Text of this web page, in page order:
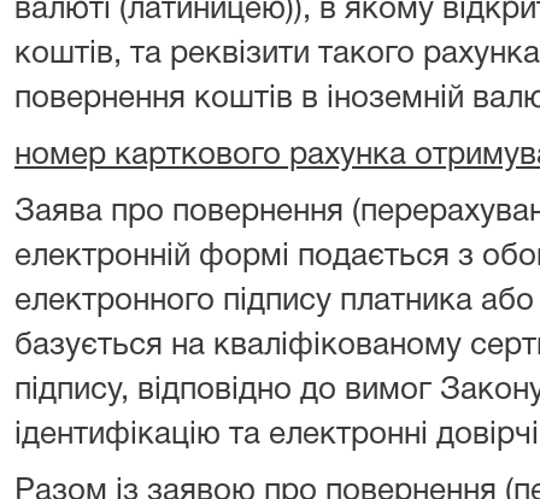
валюті (латиницею)), в якому
коштів, та реквізити такого
повернення коштів в іноземній
номер карткового рахунка
Заява про повернення
електронній формі подається з
електронного підпису платника
базується на кваліфікованому
підпису, відповідно до вимог
ідентифікацію та електронні
Разом із заявою про повернення